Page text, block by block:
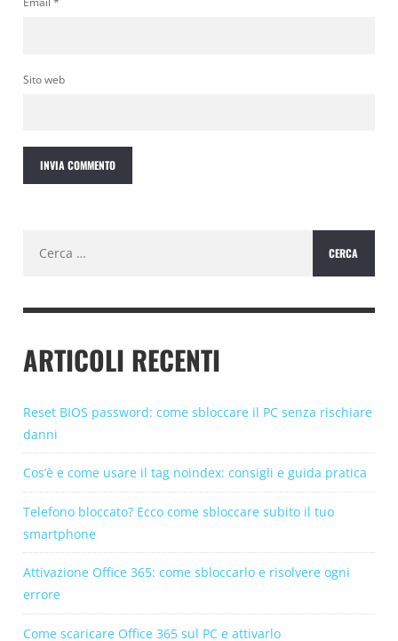
Sito web
per:
ARTICOLI RECENTI
Reset BIOS password: come sbloccare il PC senza rischiare
danni
Cos’è e come usare il tag noindex: consigli e guida pratica
Telefono bloccato? Ecco come sbloccare subito il tuo
smartphone
Attivazione Office 365: come sbloccarlo e risolvere ogni
errore
Come scaricare Office 365 sul PC e attivarlo